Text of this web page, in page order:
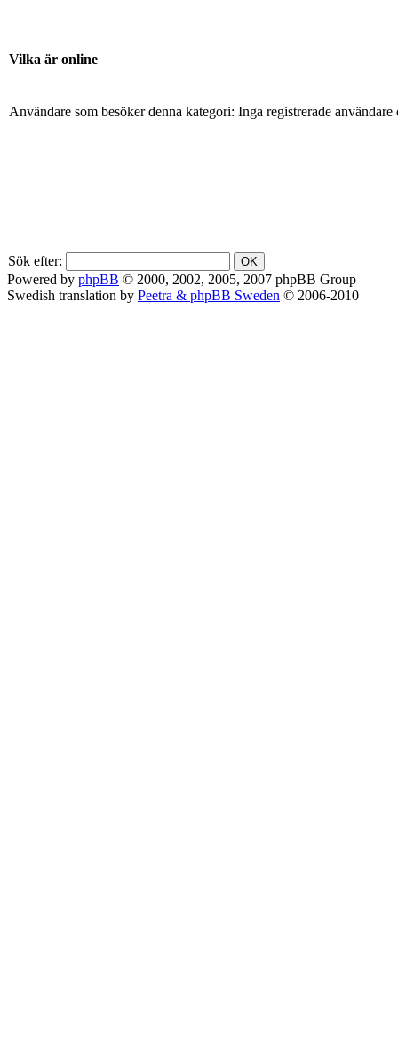
Vilka är online
Användare som besöker denna kategori: Inga registrerade användare
Sök efter:
Powered by phpBB © 2000, 2002, 2005, 2007 phpBB Group
Swedish translation by Peetra & phpBB Sweden © 2006-2010